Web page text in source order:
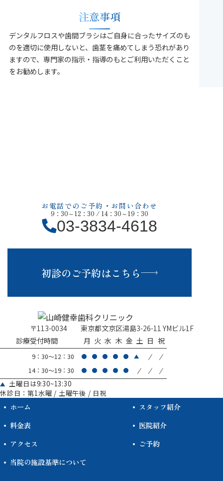
注意事項
デンタルフロスや歯間ブラシはご自身に合ったサイズのも
のを適切に使用しないと、歯茎を痛めてしまう恐れがあり
ますので、専門家の指示・指導のもとご利用いただくこと
をお勧めします。
お電話でのご予約・お問い合わせ
9：30～12：30 / 14：30～19：30
03-3834-4618
初診のご予約はこちら
〒113-0034
東京都文京区湯島3-26-11 YMビル1F
診療受付時間
月 火 水 木 金 土 日 祝
9：30～12：30 / /
14：30～19：30 / / /
土曜日は9:30~13:30
休診日：第1水曜 / 土曜午後 / 日祝
ホーム
スタッフ紹介
料金表
医院紹介
アクセス
ご予約
当院の施設基準について